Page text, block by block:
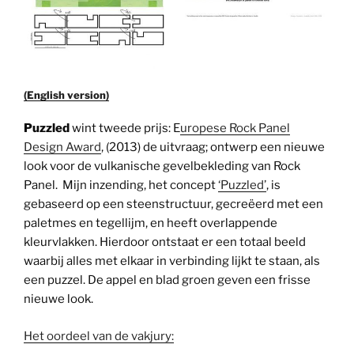
(English version)
Puzzled wint tweede prijs: Europese Rock Panel
Design Award, (2013) de uitvraag; ontwerp een nieuwe
look voor de vulkanische gevelbekleding van Rock
Panel. Mijn inzending, het concept‘Puzzled’, is
gebaseerd op een steenstructuur, gecreëerd met een
paletmes en tegellijm, en heeft overlappende
kleurvlakken. Hierdoor ontstaat er een totaal beeld
waarbij alles met elkaar in verbinding lijkt te staan, als
een puzzel. De appel en blad groen geven een frisse
nieuwe look.
Het oordeel van de vakjury: